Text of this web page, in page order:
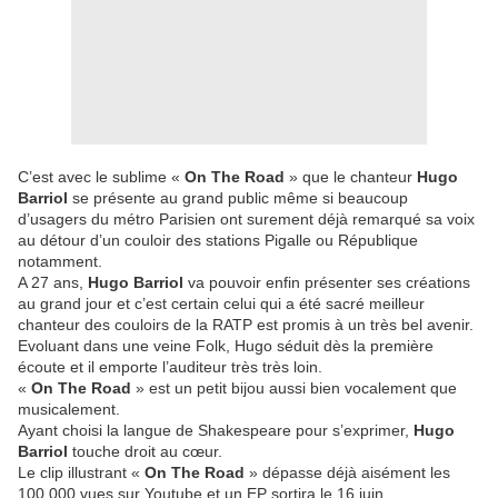
C’est avec le sublime « On The Road » que le chanteur Hugo
Barriol se présente au grand public même si beaucoup
d’usagers du métro Parisien ont surement déjà remarqué sa voix
au détour d’un couloir des stations Pigalle ou République
notamment.
A 27 ans, Hugo Barriol va pouvoir enfin présenter ses créations
au grand jour et c’est certain celui qui a été sacré meilleur
chanteur des couloirs de la RATP est promis à un très bel avenir.
Evoluant dans une veine Folk, Hugo séduit dès la première
écoute et il emporte l’auditeur très très loin.
« On The Road » est un petit bijou aussi bien vocalement que
musicalement.
Ayant choisi la langue de Shakespeare pour s’exprimer, Hugo
Barriol touche droit au cœur.
Le clip illustrant « On The Road » dépasse déjà aisément les
100 000 vues sur Youtube et un EP sortira le 16 juin.